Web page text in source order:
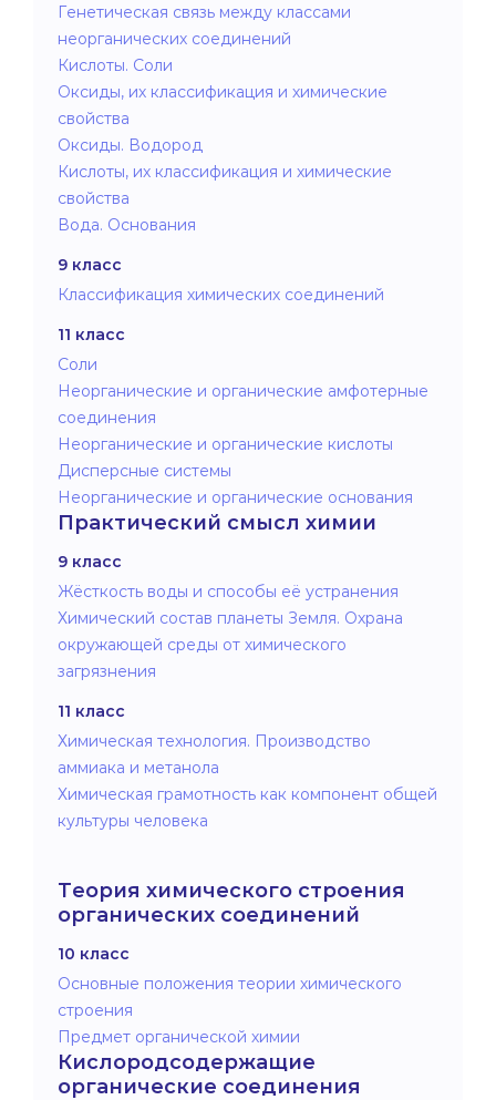
Генетическая связь между классами
неорганических соединений
Кислоты. Соли
Оксиды, их классификация и химические
свойства
Оксиды. Водород
Кислоты, их классификация и химические
свойства
Вода. Основания
9 класс
Классификация химических соединений
11 класс
Соли
Неорганические и органические амфотерные
соединения
Неорганические и органические кислоты
Дисперсные системы
Неорганические и органические основания
Практический смысл химии
9 класс
Жёсткость воды и способы её устранения
Химический состав планеты Земля. Охрана
окружающей среды от химического
загрязнения
11 класс
Химическая технология. Производство
аммиака и метанола
Химическая грамотность как компонент общей
культуры человека
Теория химического строения
органических соединений
10 класс
Основные положения теории химического
строения
Предмет органической химии
Кислородсодержащие
органические соединения